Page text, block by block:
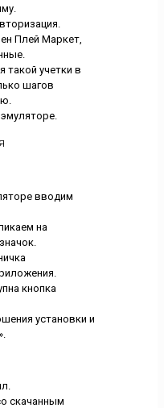
Плей Маркет,
такой учетки в
шагов
вводим
на
кнопка
установки и
скачанным